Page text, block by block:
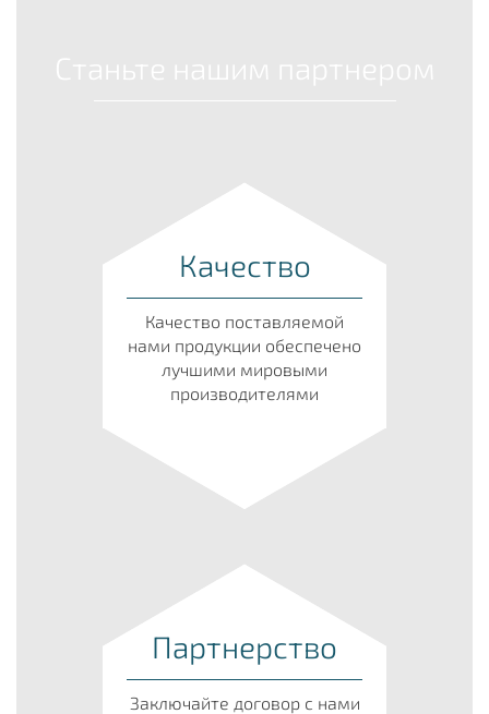
Качество
Качество поставляемой
нами продукции обеспечено
лучшими мировыми
производителями
Партнерство
Заключайте договор с нами